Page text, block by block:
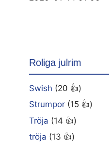
Roliga julrim
Swish (20 👍)
Strumpor (15 👍)
Tröja (14 👍)
tröja (13 👍)